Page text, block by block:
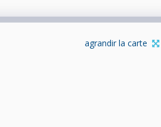
agrandir la carte